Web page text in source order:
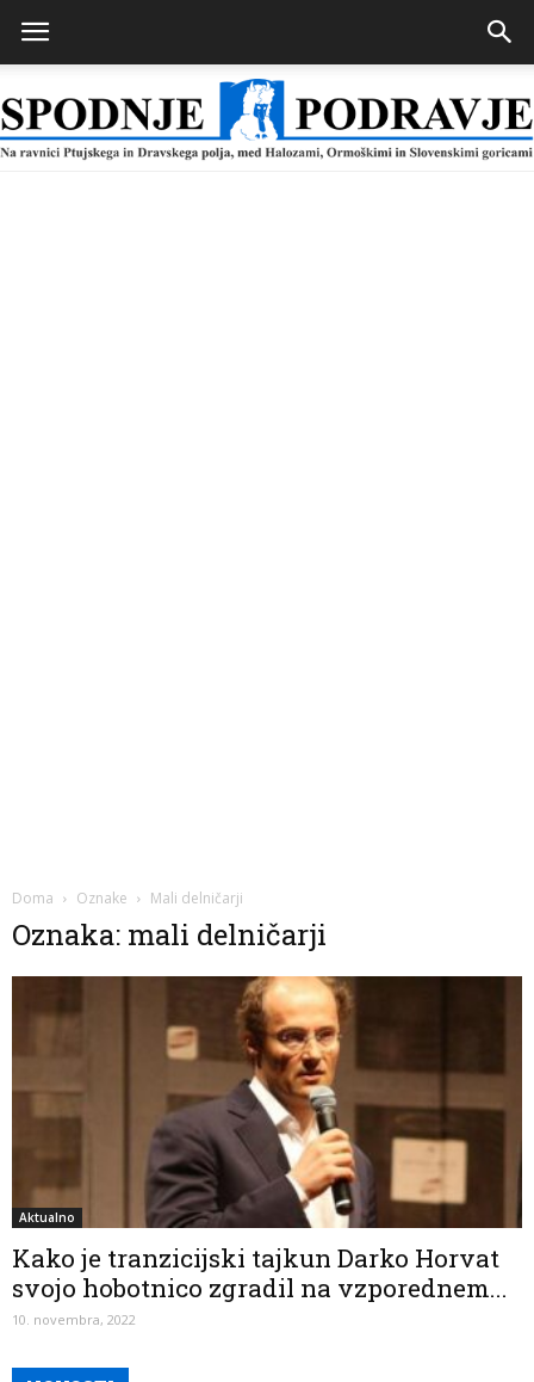
Doma Oznake Mali delničarji
Oznaka: mali delničarji
Aktualno
Kako je tranzicijski tajkun Darko Horvat
svojo hobotnico zgradil na vzporednem...
10. novembra, 2022